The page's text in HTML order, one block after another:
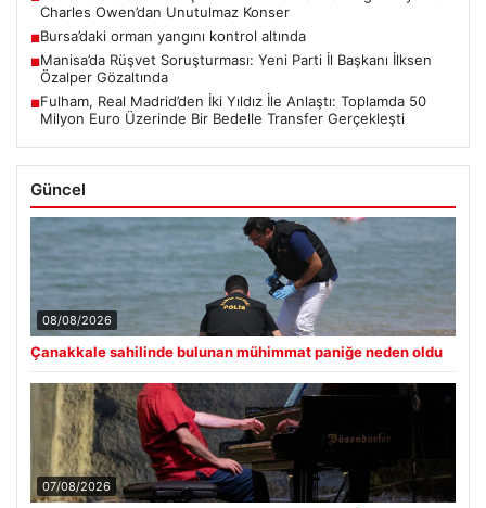
Charles Owen’dan Unutulmaz Konser
■Bursa’daki orman yangını kontrol altında
■Manisa’da Rüşvet Soruşturması: Yeni Parti İl Başkanı İlksen
Özalper Gözaltında
■Fulham, Real Madrid’den İki Yıldız İle Anlaştı: Toplamda 50
Milyon Euro Üzerinde Bir Bedelle Transfer Gerçekleşti
Güncel
08/08/2026
Çanakkale sahilinde bulunan mühimmat paniğe neden oldu
07/08/2026